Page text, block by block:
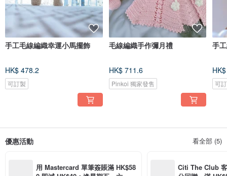
手工毛線編織幸運小馬擺飾
HK$ 478.2
可訂製
毛線編織手作彌月禮
HK$ 711.6
Pinkoi 獨家發售
手
可
優惠活動 看全部 (5)
用 Mastercard 單筆簽賬滿 HK$58
Citi The Club